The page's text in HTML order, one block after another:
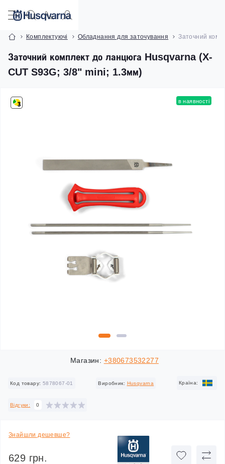
Комплектуючі Обладнання для заточування Заточний
Заточний комплект до ланцюга Husqvarna (X-
CUT S93G; 3/8" mini; 1.3мм)
в наявності
Магазин: +380673532277
Код товару: 5878067-01 Виробник: Husqvarna Країна:
Відгуки: 0
Знайшли дешевше?
629 грн.